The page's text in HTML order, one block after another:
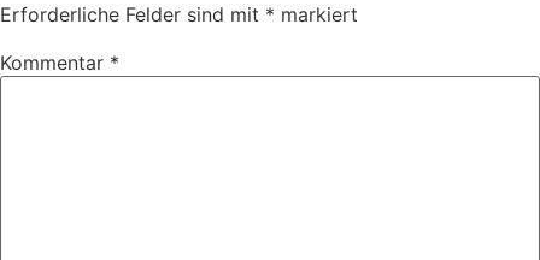
Erforderliche Felder sind mit * markiert
Kommentar *